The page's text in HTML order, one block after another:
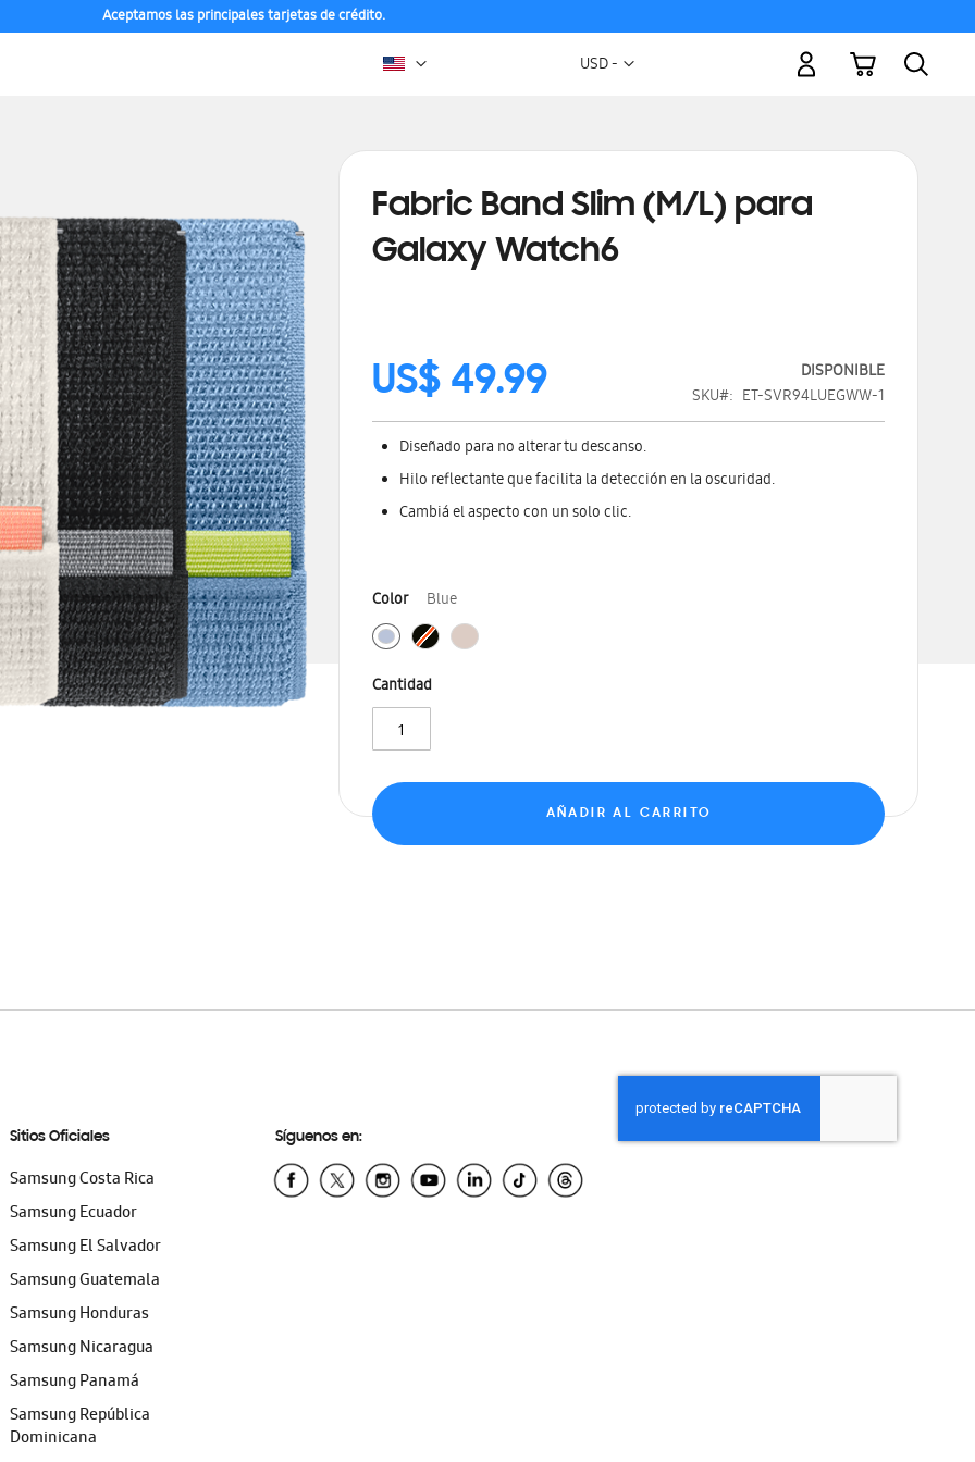
Aceptamos las principales tarjetas de crédito.
Moneda
USD -
Mi carrito
Fabric Band Slim (M/L) para
Galaxy Watch6
US$ 49.99
DISPONIBLE
SKU
ET-SVR94LUEGWW-1
Diseñado para no alterar tu descanso.
Hilo reflectante que facilita la detección en la oscuridad.
Cambiá el aspecto con un solo clic.
Color Blue
Cantidad
AÑADIR AL CARRITO
Sitios Oficiales
Samsung Costa Rica
Samsung Ecuador
Samsung El Salvador
Samsung Guatemala
Samsung Honduras
Samsung Nicaragua
Samsung Panamá
Samsung República
Dominicana
Síguenos en: